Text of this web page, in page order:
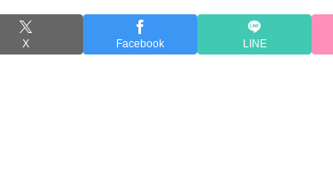
X Facebook LINE